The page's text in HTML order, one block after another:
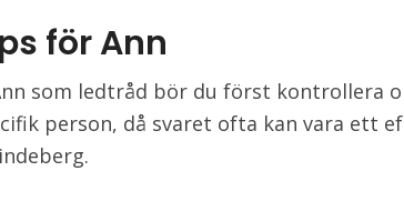
för Ann
som ledtråd bör du först kontrollera
person, då svaret ofta kan vara ett